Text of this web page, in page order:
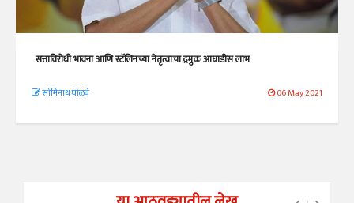
सत्ताविरोधी भावना आणि स्टॅलिनच्या नेतृत्वाचा द्रमुक आघाडीस लाभ
सोमिनाथ घोळवे 06 May 2021